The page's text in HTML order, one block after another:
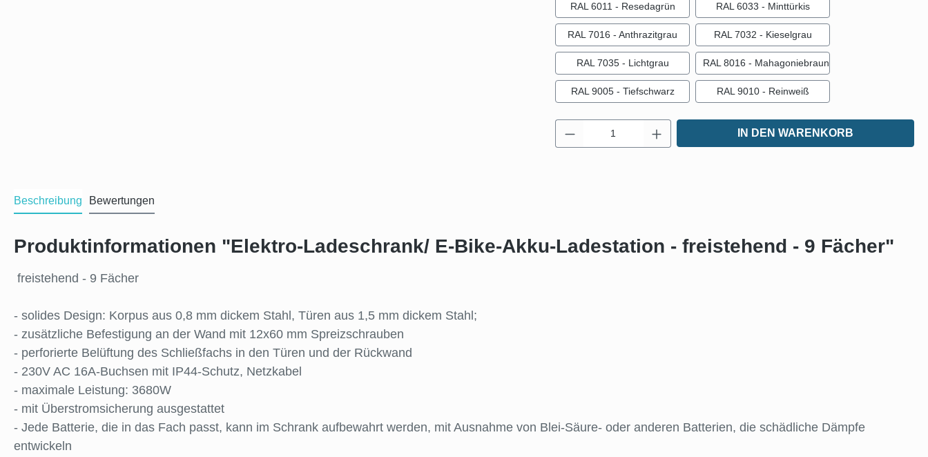
RAL 6011 - Resedagrün RAL 6033 - Minttürkis
RAL 7016 - Anthrazitgrau RAL 7032 - Kieselgrau
RAL 7035 - Lichtgrau RAL 8016 - Mahagoniebraun
RAL 9005 - Tiefschwarz RAL 9010 - Reinweiß
Produkt Anzahl: Gib den gewünschten Wert ein
IN DEN WARENKORB
Beschreibung Bewertungen
Produktinformationen "Elektro-Ladeschrank/ E-Bike-Akku-Ladestation - freistehend - 9 Fächer"
freistehend - 9 Fächer
- solides Design: Korpus aus 0,8 mm dickem Stahl, Türen aus 1,5 mm dickem Stahl;
- zusätzliche Befestigung an der Wand mit 12x60 mm Spreizschrauben
- perforierte Belüftung des Schließfachs in den Türen und der Rückwand
- 230V AC 16A-Buchsen mit IP44-Schutz, Netzkabel
- maximale Leistung: 3680W
- mit Überstromsicherung ausgestattet
- Jede Batterie, die in das Fach passt, kann im Schrank aufbewahrt werden, mit Ausnahme von Blei-Säure- oder anderen Batterien, die schädliche Dämpfe
entwickeln